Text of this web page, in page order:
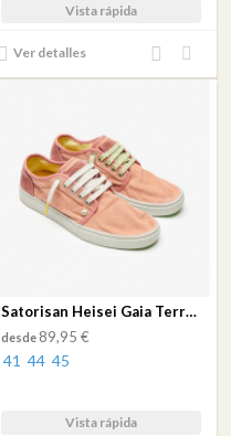
Vista rápida
Ver detalles
Añadir
Añadir
al
Satorisan Heisei Gaia Terra.2 Lake Water
desde 89,95 €
41 44 45
Vista rápida